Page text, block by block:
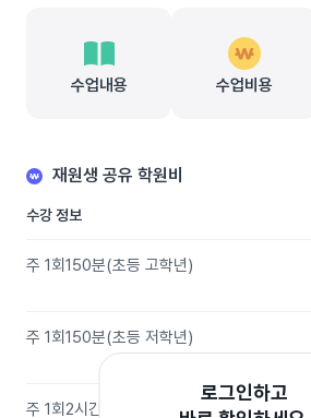
수업내용 수업비용
재원생 공유 학원비
수강 정보
주 1회150분(초등 고학년)
주 1회150분(초등 저학년)
주 1회2시간 초등 고학년)
로그인하고